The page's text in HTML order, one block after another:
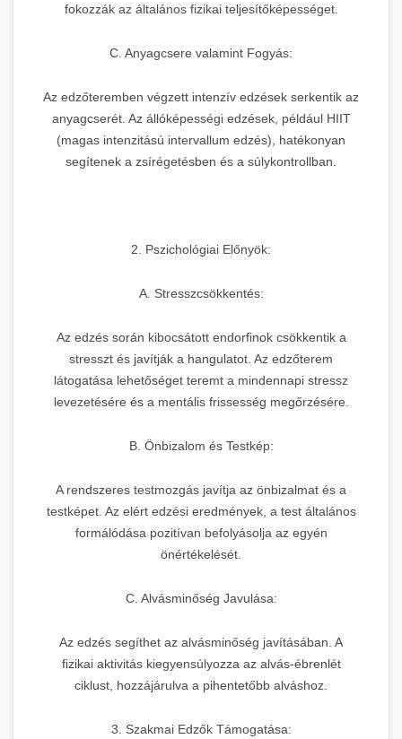
fokozzák az általános fizikai teljesítőképességet.
C. Anyagcsere valamint Fogyás:
Az edzőteremben végzett intenzív edzések serkentik az
anyagcserét. Az állóképességi edzések, például HIIT
(magas intenzitású intervallum edzés), hatékonyan
segítenek a zsírégetésben és a súlykontrollban.
2. Pszichológiai Előnyök:
A. Stresszcsökkentés:
Az edzés során kibocsátott endorfinok csökkentik a
stresszt és javítják a hangulatot. Az edzőterem
látogatása lehetőséget teremt a mindennapi stressz
levezetésére és a mentális frissesség megőrzésére.
B. Önbizalom és Testkép:
A rendszeres testmozgás javítja az önbizalmat és a
testképet. Az elért edzési eredmények, a test általános
formálódása pozitívan befolyásolja az egyén
önértékelését.
C. Alvásminőség Javulása:
Az edzés segíthet az alvásminőség javításában. A
fizikai aktivitás kiegyensúlyozza az alvás-ébrenlét
ciklust, hozzájárulva a pihentetőbb alváshoz.
3. Szakmai Edzők Támogatása: